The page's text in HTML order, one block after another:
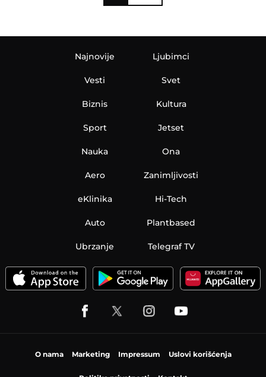
Najnovije
Vesti
Biznis
Sport
Nauka
Aero
Ljubimci
Svet
Kultura
Jetset
Ona
Zanimljivosti
eKlinika Hi-Tech
Auto Plantbased
Ubrzanje Telegraf TV
O nama Marketing Impressum Uslovi korišćenja